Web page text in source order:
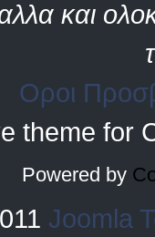
και
Οροι
theme for
Powered by
Joomla